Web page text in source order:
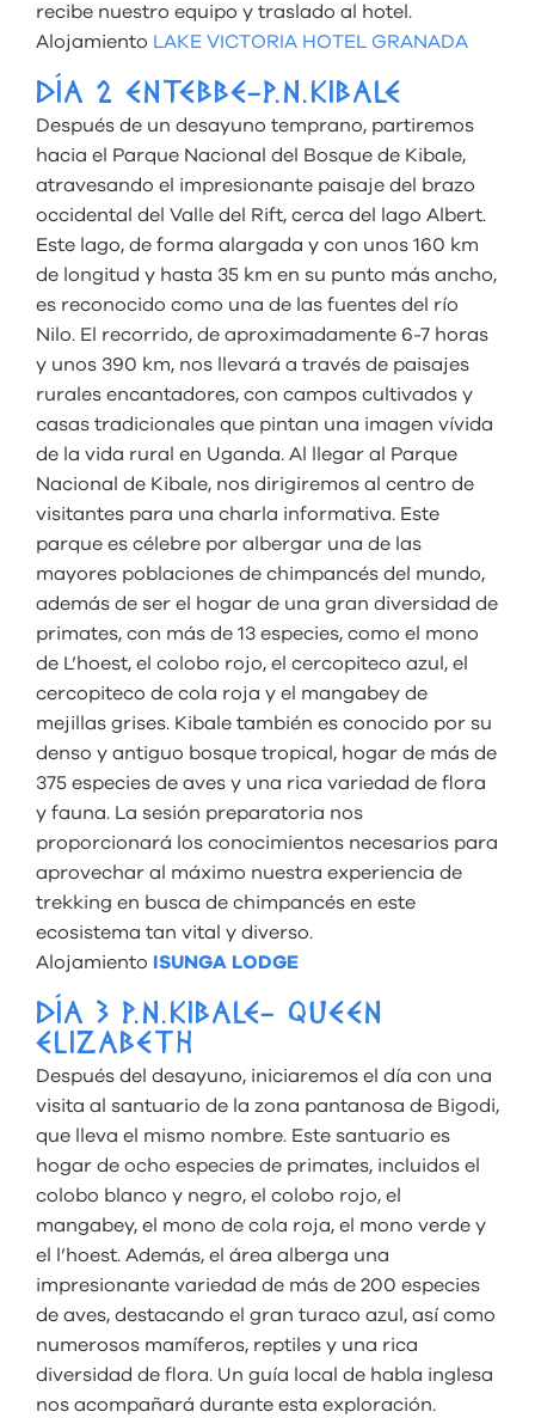
recibe nuestro equipo y traslado al hotel.
Alojamiento LAKE VICTORIA HOTEL GRANADA
DÍA 2 ENTEBBE-P.N.KIBALE
Después de un desayuno temprano, partiremos
hacia el Parque Nacional del Bosque de Kibale,
atravesando el impresionante paisaje del brazo
occidental del Valle del Rift, cerca del lago Albert.
Este lago, de forma alargada y con unos 160 km
de longitud y hasta 35 km en su punto más ancho,
es reconocido como una de las fuentes del río
Nilo. El recorrido, de aproximadamente 6-7 horas
y unos 390 km, nos llevará a través de paisajes
rurales encantadores, con campos cultivados y
casas tradicionales que pintan una imagen vívida
de la vida rural en Uganda. Al llegar al Parque
Nacional de Kibale, nos dirigiremos al centro de
visitantes para una charla informativa. Este
parque es célebre por albergar una de las
mayores poblaciones de chimpancés del mundo,
además de ser el hogar de una gran diversidad de
primates, con más de 13 especies, como el mono
de L’hoest, el colobo rojo, el cercopiteco azul, el
cercopiteco de cola roja y el mangabey de
mejillas grises. Kibale también es conocido por su
denso y antiguo bosque tropical, hogar de más de
375 especies de aves y una rica variedad de flora
y fauna. La sesión preparatoria nos
proporcionará los conocimientos necesarios para
aprovechar al máximo nuestra experiencia de
trekking en busca de chimpancés en este
ecosistema tan vital y diverso.
Alojamiento ISUNGA LODGE
DÍA 3 P.N.KIBALE- QUEEN
ELIZABETH
Después del desayuno, iniciaremos el día con una
visita al santuario de la zona pantanosa de Bigodi,
que lleva el mismo nombre. Este santuario es
hogar de ocho especies de primates, incluidos el
colobo blanco y negro, el colobo rojo, el
mangabey, el mono de cola roja, el mono verde y
el l’hoest. Además, el área alberga una
impresionante variedad de más de 200 especies
de aves, destacando el gran turaco azul, así como
numerosos mamíferos, reptiles y una rica
diversidad de flora. Un guía local de habla inglesa
nos acompañará durante esta exploración.